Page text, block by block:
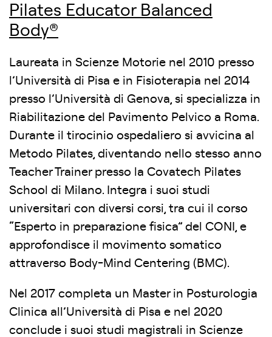
Pilates Educator Balanced
Body®
Laureata in Scienze Motorie nel 2010 presso
l’Università di Pisa e in Fisioterapia nel 2014
presso l’Università di Genova, si specializza in
Riabilitazione del Pavimento Pelvico a Roma.
Durante il tirocinio ospedaliero si avvicina al
Metodo Pilates, diventando nello stesso anno
Teacher Trainer presso la Covatech Pilates
School di Milano. Integra i suoi studi
universitari con diversi corsi, tra cui il corso
“Esperto in preparazione fisica” del CONI, e
approfondisce il movimento somatico
attraverso Body-Mind Centering (BMC).
Nel 2017 completa un Master in Posturologia
Clinica all’Università di Pisa e nel 2020
conclude i suoi studi magistrali in Scienze